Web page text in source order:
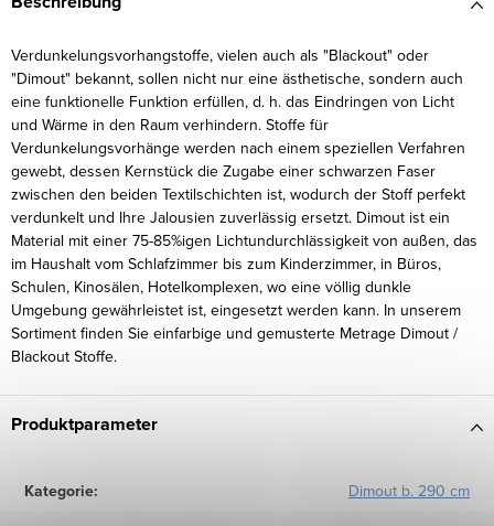
Verdunkelungsvorhangstoffe, vielen auch als "Blackout" oder
"Dimout" bekannt, sollen nicht nur eine ästhetische, sondern auch
eine funktionelle Funktion erfüllen, d. h. das Eindringen von Licht
und Wärme in den Raum verhindern. Stoffe für
Verdunkelungsvorhänge werden nach einem speziellen Verfahren
gewebt, dessen Kernstück die Zugabe einer schwarzen Faser
zwischen den beiden Textilschichten ist, wodurch der Stoff perfekt
verdunkelt und Ihre Jalousien zuverlässig ersetzt. Dimout ist ein
Material mit einer 75-85%igen Lichtundurchlässigkeit von außen, das
im Haushalt vom Schlafzimmer bis zum Kinderzimmer, in Büros,
Schulen, Kinosälen, Hotelkomplexen, wo eine völlig dunkle
Umgebung gewährleistet ist, eingesetzt werden kann. In unserem
Sortiment finden Sie einfarbige und gemusterte Metrage Dimout /
Blackout Stoffe.
Produktparameter
Kategorie: Dimout b. 290 cm